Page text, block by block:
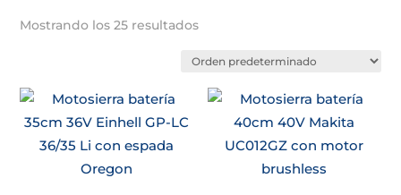
Mostrando los 25 resultados